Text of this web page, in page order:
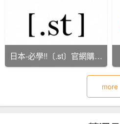
日本-必學!!〔.st〕官網購物
more